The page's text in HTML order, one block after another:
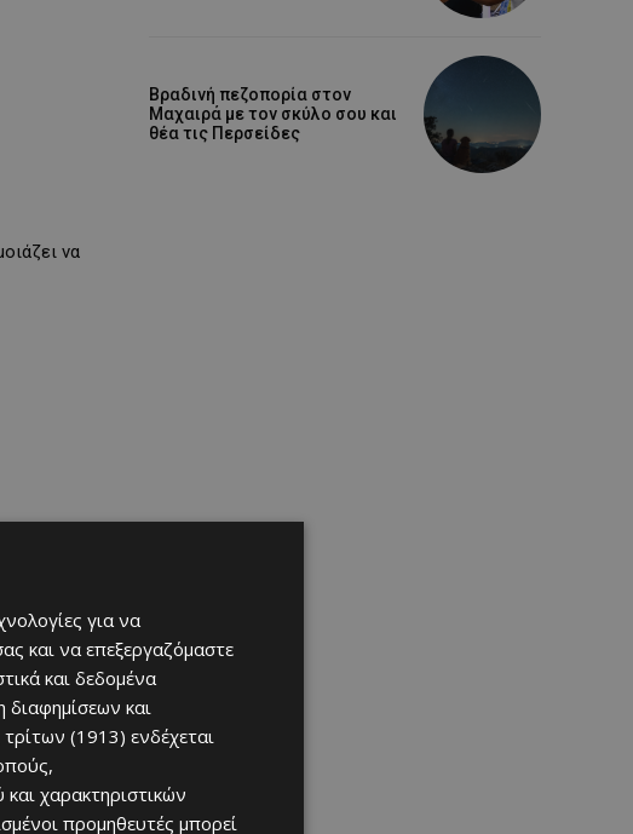
να
του. Τα
Βραδινή πεζοπορία στον
Μαχαιρά με τον σκύλο σου και
θέα τις Περσείδες
για να
και να επεξεργαζόμαστε
και δεδομένα
διαφημίσεων και
(1913) ενδέχεται
χαρακτηριστικών
προμηθευτές μπορεί